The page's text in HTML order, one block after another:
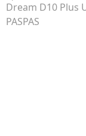
Dream D10 Plus
PASPAS